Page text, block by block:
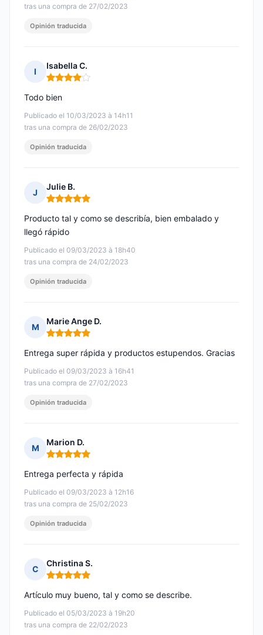
tras una compra de 27/02/2023
Opinión traducida
I
Isabella C.
Nota: 4 de 5
Publicado el 10/03/2023 à 14h11
tras una compra de 26/02/2023
Todo bien
Opinión traducida
J
Julie B.
Nota: 5 de 5
Publicado el 09/03/2023 à 18h40
tras una compra de 24/02/2023
Producto tal y como se describía, bien embalado y
llegó rápido
Opinión traducida
M
Marie Ange D.
Nota: 5 de 5
Publicado el 09/03/2023 à 16h41
tras una compra de 27/02/2023
Entrega super rápida y productos estupendos. Gracias
Opinión traducida
M
Marion D.
Nota: 5 de 5
Publicado el 09/03/2023 à 12h16
tras una compra de 25/02/2023
Entrega perfecta y rápida
Opinión traducida
C
Christina S.
Nota: 5 de 5
Publicado el 05/03/2023 à 19h20
tras una compra de 22/02/2023
Artículo muy bueno, tal y como se describe.